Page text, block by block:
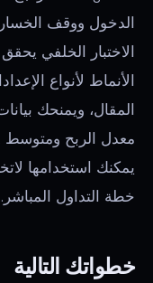
الدخول ووقف
الاختبار الخلفي
الأنماط لأنواع
المقال، ويمنحك
يمكنك استخدامها
خطة التداول المباشر.
خطواتك التالية